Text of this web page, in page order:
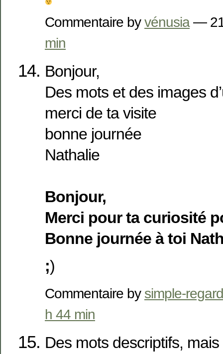
Commentaire byvénusia— 21
min
Bonjour,
Des mots et des images
merci de ta visite
bonne journée
Nathalie
Bonjour,
Merci pour ta curiosité
Bonne journée à toi
;)
Commentaire by simple-regard
h 44 min
Des mots descriptifs,